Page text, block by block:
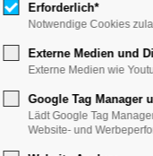
Erforderlich*
Notwendige Cookies
Externe Medien und
Externe Medien wie
Google Tag Manager
Lädt Google Tag
Website- und